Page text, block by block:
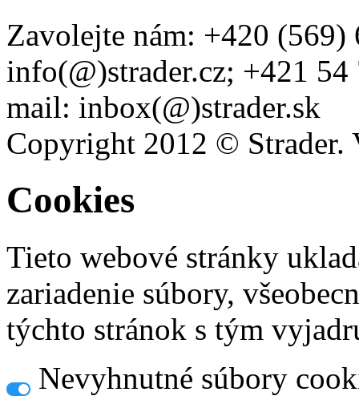
Zavolejte nám: +420 (569)
info(@)strader.cz; +421
mail: inbox(@)strader.sk
Copyright 2012 © Strader.
Cookies
Tieto webové stránky
zariadenie súbory,
týchto stránok s tým
Nevyhnutné súbory